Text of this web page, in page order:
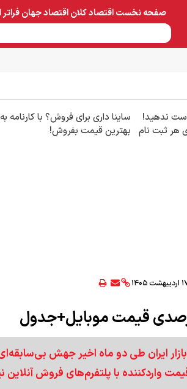
صفحه نخستاقتصاد کلاناقتصاد جهان
دست ندهید!
برای هر ثبت نام
ساینا داری برای فروش؟ با کارنامه به
بهترین قیمت بفروش!
۱۴۰۵